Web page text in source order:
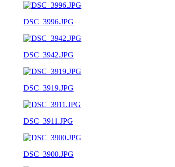
DSC_3996.JPG
DSC_3942.JPG
DSC_3919.JPG
DSC_3911.JPG
DSC_3900.JPG